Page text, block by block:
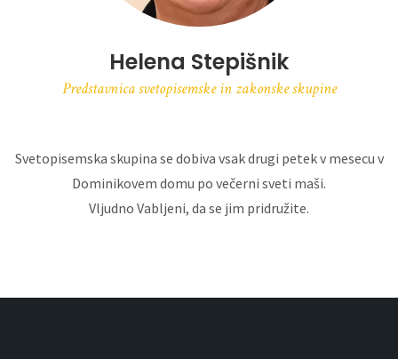
Helena Stepišnik
Predstavnica svetopisemske in zakonske skupine
Svetopisemska skupina se dobiva vsak drugi petek v mesecu v
Dominikovem domu po večerni sveti maši.
Vljudno Vabljeni, da se jim pridružite.